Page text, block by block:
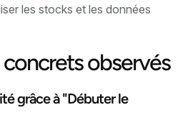
les stocks et les données
observés
grâce à "Débuter le